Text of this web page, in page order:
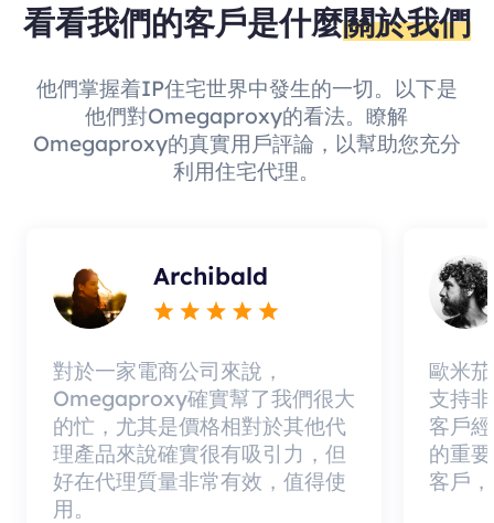
看看我們的客戶是什麼關於我們
他們掌握着IP住宅世界中發生的一切。以下是
他們對Omegaproxy的看法。瞭解
Omegaproxy的真實用戶評論，以幫助您充分
利用住宅代理。
Archibald
對於一家電商公司來說，
Omegaproxy確實幫了我們很大
的忙，尤其是價格相對於其他代
理產品來說確實很有吸引力，但
好在代理質量非常有效，值得使
用。
歐米
支持
客戶
的重
客戶